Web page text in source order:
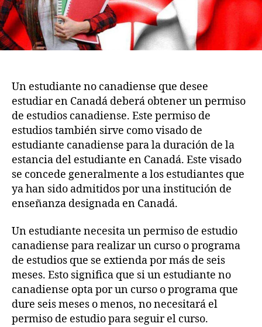
Un estudiante no canadiense que desee
estudiar en Canadá deberá obtener un permiso
de estudios canadiense. Este permiso de
estudios también sirve como visado de
estudiante canadiense para la duración de la
estancia del estudiante en Canadá. Este visado
se concede generalmente a los estudiantes que
ya han sido admitidos por una institución de
enseñanza designada en Canadá.
Un estudiante necesita un permiso de estudio
canadiense para realizar un curso o programa
de estudios que se extienda por más de seis
meses. Esto significa que si un estudiante no
canadiense opta por un curso o programa que
dure seis meses o menos, no necesitará el
permiso de estudio para seguir el curso.